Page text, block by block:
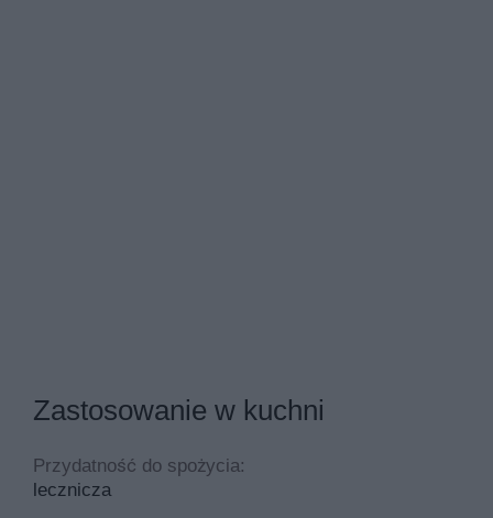
Zastosowanie w kuchni
Przydatność do spożycia:
lecznicza